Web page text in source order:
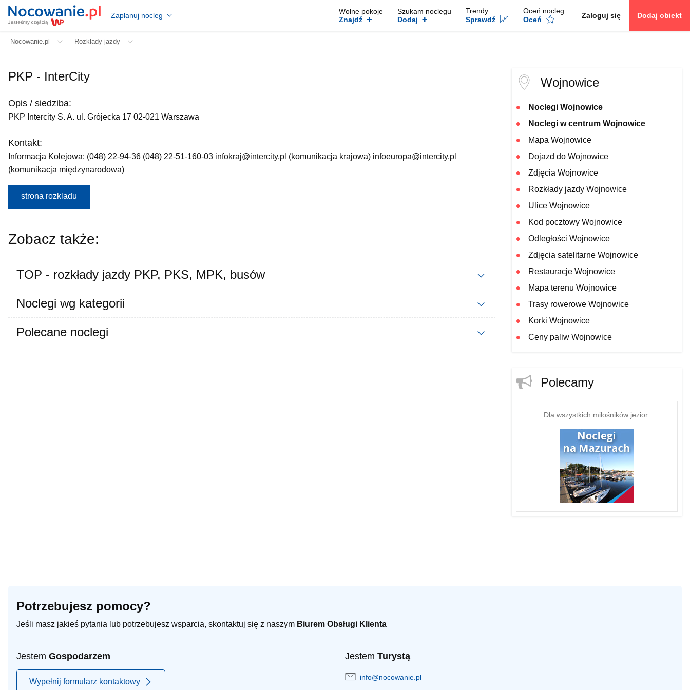
Zaplanuj nocleg
Wolne pokoje
Znajdź +
Szukam noclegu
Dodaj +
Trendy
Sprawdź
Oceń nocleg
Oceń
Zaloguj się Dodaj obiekt
Nocowanie.pl Rozkłady jazdy
PKP - InterCity
Opis / siedziba:
PKP Intercity S. A. ul. Grójecka 17 02-021 Warszawa
Kontakt:
Informacja Kolejowa: (048) 22-94-36 (048) 22-51-160-03 infokraj@intercity.pl (komunikacja krajowa) infoeuropa@intercity.pl
(komunikacja międzynarodowa)
strona rozkladu
Zobacz także:
TOP - rozkłady jazdy PKP, PKS, MPK, busów
Noclegi wg kategorii
Polecane noclegi
Wojnowice
Noclegi Wojnowice
Noclegi w centrum Wojnowice
Mapa Wojnowice
Dojazd do Wojnowice
Zdjęcia Wojnowice
Rozkłady jazdy Wojnowice
Ulice Wojnowice
Kod pocztowy Wojnowice
Odległości Wojnowice
Zdjęcia satelitarne Wojnowice
Restauracje Wojnowice
Mapa terenu Wojnowice
Trasy rowerowe Wojnowice
Korki Wojnowice
Ceny paliw Wojnowice
Polecamy
Dla wszystkich miłośników jezior:
Potrzebujesz pomocy?
Jeśli masz jakieś pytania lub potrzebujesz wsparcia, skontaktuj się z naszym Biurem Obsługi Klienta
Jestem Gospodarzem
Wypełnij formularz kontaktowy
Jestem Turystą
info@nocowanie.pl